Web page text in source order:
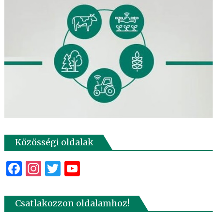
Közösségi oldalak
Facebook
Instagram
Twitter
YouTube
Csatlakozzon oldalamhoz!